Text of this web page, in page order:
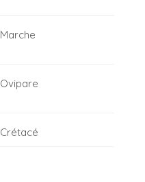
Marche
Ovipare
Crétacé